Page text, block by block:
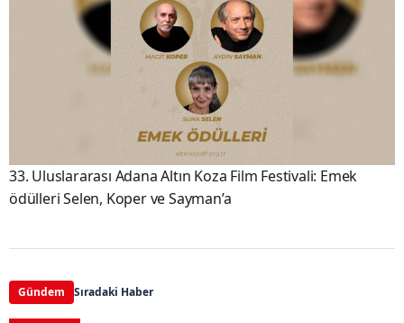
33. Uluslararası Adana Altın Koza Film Festivali: Emek
ödülleri Selen, Koper ve Sayman’a
Gündem Sıradaki Haber